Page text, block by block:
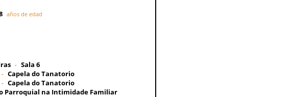
años de edad
- Sala 6
- Capela do Tanatorio
- Capela do Tanatorio
Parroquial na Intimidade Familiar